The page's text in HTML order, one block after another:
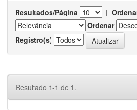
Resultados/Página |
Ordenar
Registro(s)
Resultado 1-1 de 1.